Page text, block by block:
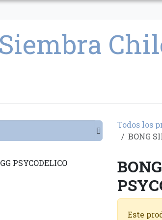
Todos los
BONG
Este